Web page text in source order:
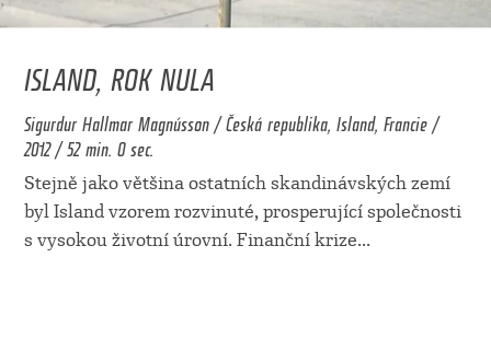
ISLAND, ROK NULA
Sigurdur Hallmar Magnússon / Česká republika, Island, Francie /
2012 / 52 min. 0 sec.
Stejně jako většina ostatních skandinávských zemí
byl Island vzorem rozvinuté, prosperující společnosti
s vysokou životní úrovní. Finanční krize...